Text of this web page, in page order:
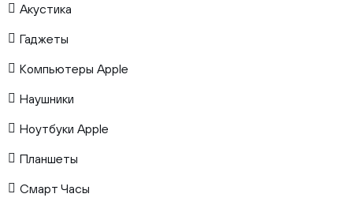
Акустика
Гаджеты
Компьютеры Apple
Наушники
Ноутбуки Apple
Планшеты
Смарт Часы